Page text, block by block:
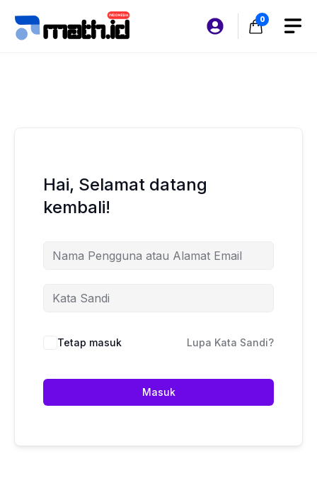
0
Hai, Selamat datang
kembali!
Tetap masuk Lupa Kata Sandi?
Masuk